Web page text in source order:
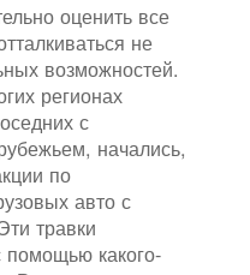
оценить все
не
возможностей.
регионах
с
начались,
по
авто с
травки
помощью какого-